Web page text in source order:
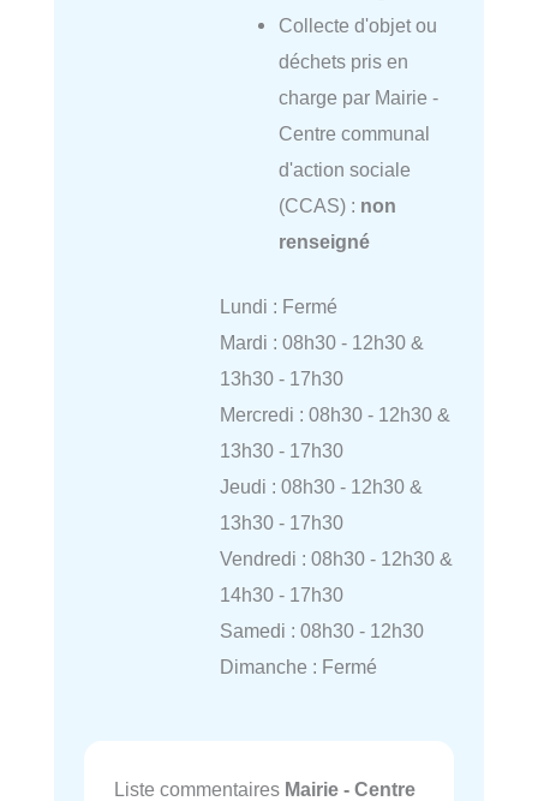
Collecte d'objet ou
déchets pris en
charge par Mairie -
Centre communal
d'action sociale
(CCAS) : non
renseigné
Lundi : Fermé
Mardi : 08h30 - 12h30 &
13h30 - 17h30
Mercredi : 08h30 - 12h30 &
13h30 - 17h30
Jeudi : 08h30 - 12h30 &
13h30 - 17h30
Vendredi : 08h30 - 12h30 &
14h30 - 17h30
Samedi : 08h30 - 12h30
Dimanche : Fermé
Liste commentaires Mairie - Centre